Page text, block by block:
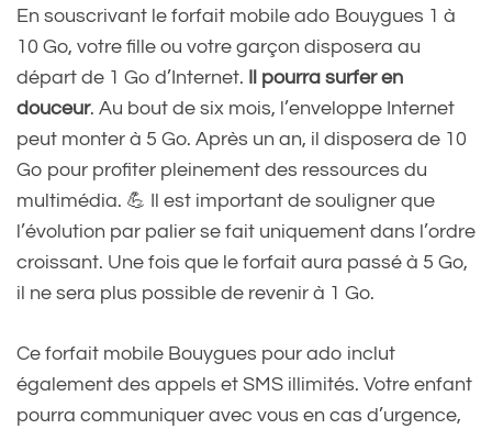
En souscrivant le forfait mobile ado Bouygues 1 à
10 Go, votre fille ou votre garçon disposera au
départ de 1 Go d’Internet. Il pourra surfer en
douceur. Au bout de six mois, l’enveloppe Internet
peut monter à 5 Go. Après un an, il disposera de 10
Go pour profiter pleinement des ressources du
multimédia. 💪 Il est important de souligner que
l’évolution par palier se fait uniquement dans l’ordre
croissant. Une fois que le forfait aura passé à 5 Go,
il ne sera plus possible de revenir à 1 Go.
Ce forfait mobile Bouygues pour ado inclut
également des appels et SMS illimités. Votre enfant
pourra communiquer avec vous en cas d’urgence,